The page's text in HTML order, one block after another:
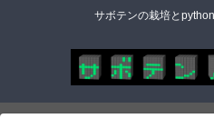
サボテンの栽培と